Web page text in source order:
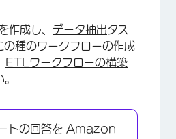
作成し、 データ抽出タス
の種のワークフローの作成
ETLワークフローの構築
トの回答を Amazon